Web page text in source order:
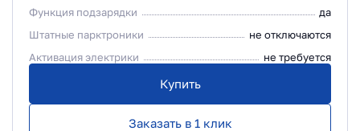
Функция подзарядки
да
Штатные парктроники
не отключаются
Активация электрики
не требуется
Купить
Заказать в 1 клик